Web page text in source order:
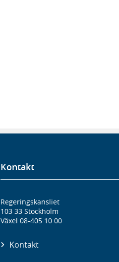
Kontakt
Regeringskansliet
103 33 Stockholm
Växel 08-405 10 00
Kontakt